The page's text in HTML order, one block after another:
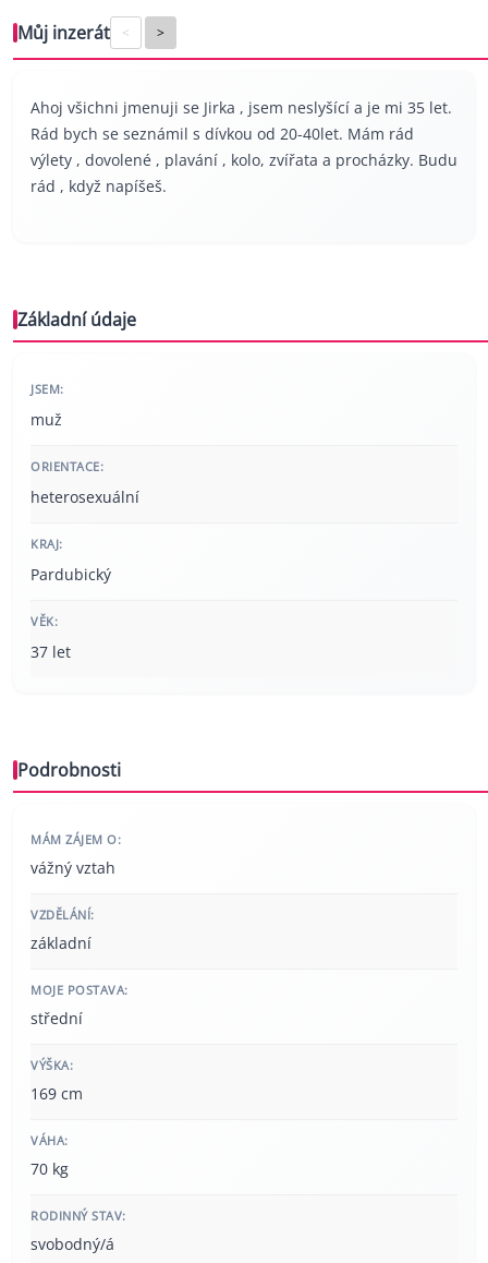
Můj inzerát < >
Ahoj všichni jmenuji se Jirka , jsem neslyšící a je mi 35 let.
Rád bych se seznámil s dívkou od 20-40let. Mám rád
výlety , dovolené , plavání , kolo, zvířata a procházky. Budu
rád , když napíšeš.
Základní údaje
JSEM:
muž
ORIENTACE:
heterosexuální
KRAJ:
Pardubický
VĚK:
37 let
Podrobnosti
MÁM ZÁJEM O:
vážný vztah
VZDĚLÁNÍ:
základní
MOJE POSTAVA:
střední
VÝŠKA:
169 cm
VÁHA:
70 kg
RODINNÝ STAV:
svobodný/á